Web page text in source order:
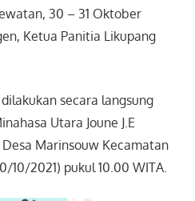
30 – 31 Oktober
Ketua Panitia Likupang
secara langsung
Utara Joune J.E
Desa Marinsouw Kecamatan
10/2021) pukul 10.00 WITA.